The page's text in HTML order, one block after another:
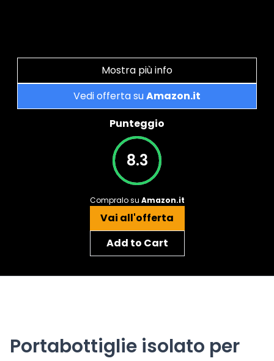
Mostra più info
Vedi offerta suAmazon.it
Punteggio
8.3
Compralo su Amazon.it
Vai all'offerta
Add to Cart
Portabottiglie isolato per